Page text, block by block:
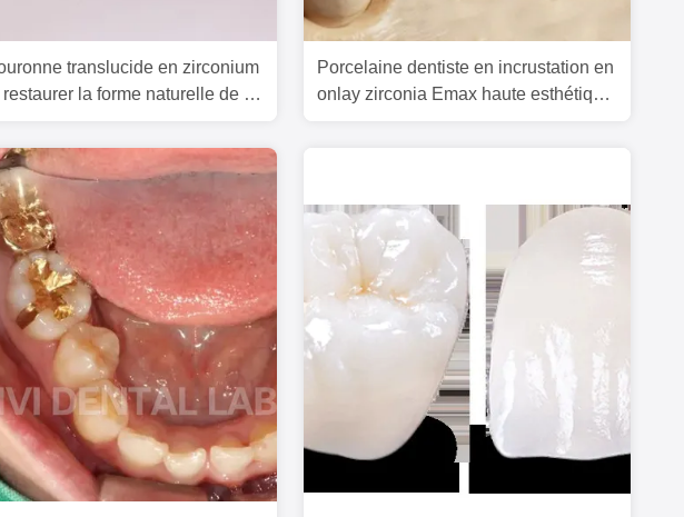
translucide en zirconium
restaurer la forme naturelle de la
Porcelaine dentiste en incrustation en
onlay zirconia Emax haute esthétique